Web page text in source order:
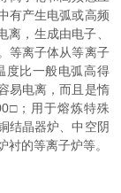
有产生电弧或高频
离，生成由电子、
等离子体从等离子
度比一般电弧高得
易电离，而且是惰
；用于熔炼特殊
结晶器炉、中空阴
的等离子炉等。